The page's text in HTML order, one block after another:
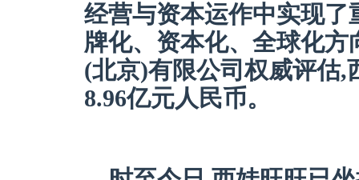
经营与资本运作中实现
牌化、资本化、全球化
(北京)有限公司权威评估,
8.96亿元人民币。